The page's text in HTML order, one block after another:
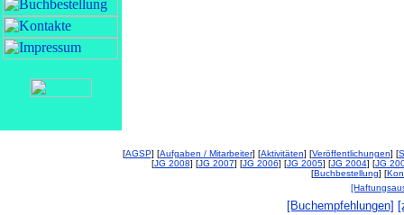
[AGSP] [Aufgaben / Mitarbeiter] [Aktivitäten] [Veröffentlichungen] [
[JG 2008] [JG 2007] [JG 2006] [JG 2005] [JG 2004] [JG
[Buchbestellung] [
[Buchempfehlungen]